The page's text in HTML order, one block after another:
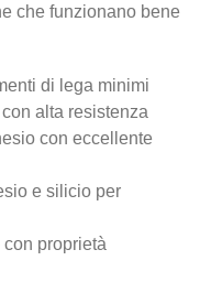
che funzionano bene
di lega minimi
alta resistenza
con eccellente
e silicio per
proprietà